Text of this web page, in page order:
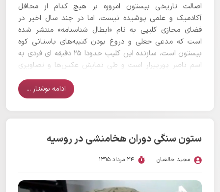
اصالت تاریخی بیستون امروزه بر هیچ کدام از محافل
آکادمیک و علمی پوشیده نیست، اما در چند سال اخیر در
فضای مجازی کلیپی به نام «ابطال شناسنامه» منتشر شده
است که مدعی جعلی و دروغ بودن کتیبه‌های باستانی کوه
بیستون است، سازنده این کلیپ حدودا 25 دقیقه ای فردی به
اسم ناصر پورپیرار است و طی نمایش عکس‌ها و تصاویری
مدعی می‌شود که مجموعه تاریخی بیستون توسط
باستان‌شناسان غربی در کمتر از یک صد سال پیش ساخته
شده است تا برای شکل دادن به تاریخ ایران و ساخت
سلسله‌هایی همچون هخامنشیان که پورپیرار آنها را جعلی
ادامه نوشتار ...
ستون سنگی دوران هخامنشی در روسیه
مجید خالقیان 24 مرداد 1395